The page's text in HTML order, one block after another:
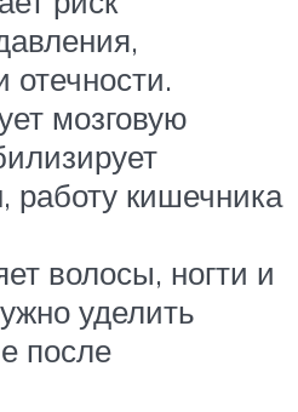
отечности.
мозговую
работу кишечника
волосы, ногти и
уделить
после